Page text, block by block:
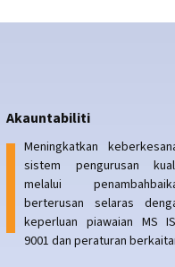
Akauntabiliti
Meningkatkan
sistem pengurusan
melalui
berterusan selaras
keperluan piawaian MS
9001 dan peraturan